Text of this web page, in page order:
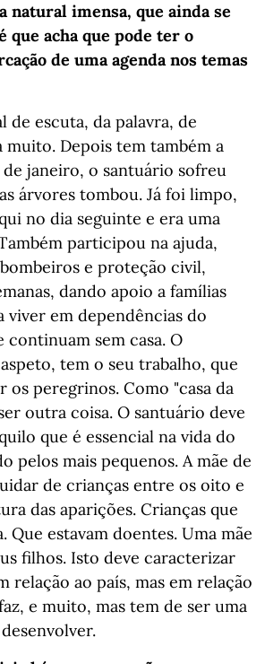
natural imensa, que ainda se
que acha que pode ter o
de uma agenda nos temas
de escuta, da palavra, de
muito. Depois tem também a
janeiro, o santuário sofreu
árvores tombou. Já foi limpo,
no dia seguinte e era uma
participou na ajuda,
e proteção civil,
dando apoio a famílias
viver em dependências do
sem casa. O
tem o seu trabalho, que
os peregrinos. Como "casa da
outra coisa. O santuário deve
que é essencial na vida do
pelos mais pequenos. A mãe de
de crianças entre os oito e
das aparições. Crianças que
Que estavam doentes. Uma mãe
filhos. Isto deve caracterizar
relação ao país, mas em relação
e muito, mas tem de ser uma